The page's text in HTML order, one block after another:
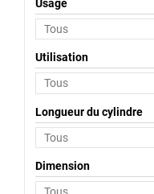
Usage
Utilisation
Longueur du cylindre
Dimension